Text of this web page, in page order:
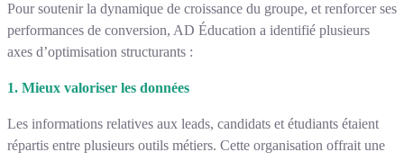
Pour soutenir la dynamique de croissance du groupe, et renforcer ses
performances de conversion, AD Éducation a identifié plusieurs
axes d’optimisation structurants :
1. Mieux valoriser les données
Les informations relatives aux leads, candidats et étudiants étaient
répartis entre plusieurs outils métiers. Cette organisation offrait une